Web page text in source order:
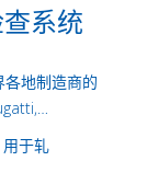
系统
各地制造商的